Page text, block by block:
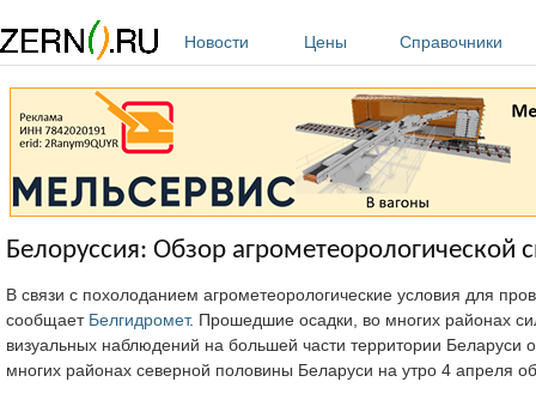
Новости
Цены Справочники
Белоруссия: Обзор агрометеорологической
В связи с похолоданием агрометеорологические условия для
сообщает Белгидромет. Прошедшие осадки, во многих районах
визуальных наблюдений на большей части территории Беларуси
многих районах северной половины Беларуси на утро 4 апреля